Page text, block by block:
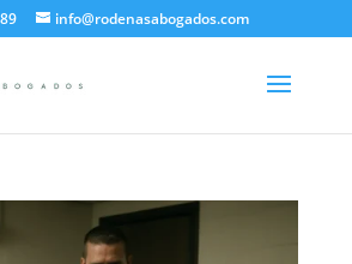
info@rodenasabogados.com